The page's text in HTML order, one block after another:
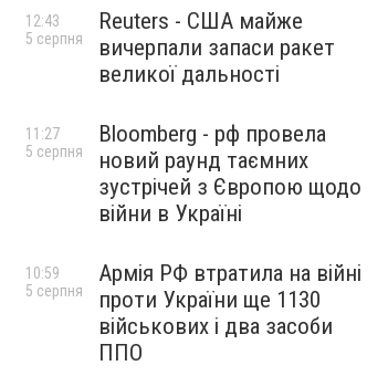
Reuters - США майже
вичерпали запаси ракет
великої дальності
12:43
5 серпня
Bloomberg - рф провела
новий раунд таємних
зустрічей з Європою щодо
війни в Україні
11:27
5 серпня
Армія РФ втратила на війні
проти України ще 1130
військових і два засоби
ППО
10:59
5 серпня